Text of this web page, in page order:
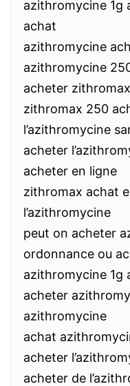
azithromycine 1g
achat
azithromycine
azithromycine
acheter
zithromax 250
l’azithromycine
acheter
acheter en ligne
zithromax achat
l’azithromycine
peut on acheter
ordonnance ou
azithromycine 1g
acheter
azithromycine
achat
acheter
acheter de